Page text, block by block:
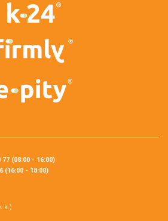
(08:00 - 16:00)
(16:00 - 18:00)
k.)